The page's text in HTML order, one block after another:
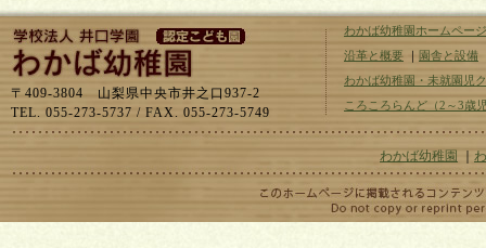
〒409-3804 山梨県中央市井之口937-2
TEL. 055-273-5737 / FAX. 055-273-5749
わかば幼稚園ホームペー
沿革と概要 ｜ 園舎と設備
わかば幼稚園・未就園児
ころころらんど（2～3歳
わかば幼稚園